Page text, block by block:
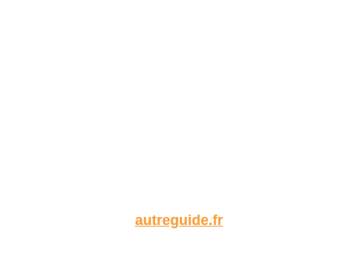
autreguide.fr